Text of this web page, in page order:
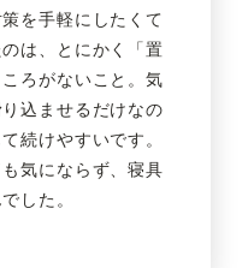
を手軽にしたくて
は、とにかく「置
ろがないこと。気
込ませるだけなの
続けやすいです。
気にならず、寝具
した。